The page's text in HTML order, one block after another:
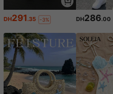
DH291.35 -3% DH286.00